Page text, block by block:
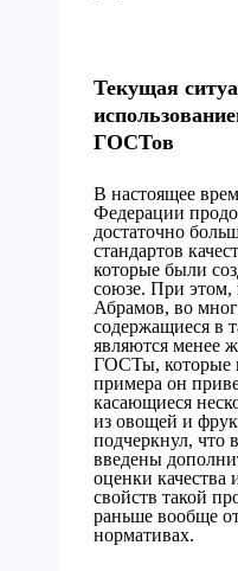
Текущая
ГОСТов
В настоящее
Федерации
достаточно
стандартов
которые были
союзе. При этом,
Абрамов, во
содержащиеся в
являются менее
ГОСТы, которые
примера он
касающиеся
из овощей и
подчеркнул,
введены
оценки качества
свойств такой
раньше вообще
нормативах.